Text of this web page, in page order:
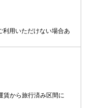
用いただけない場合あ
賃から旅行済み区間に